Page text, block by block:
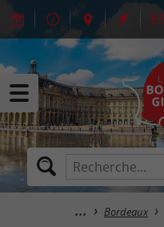
Bordeaux